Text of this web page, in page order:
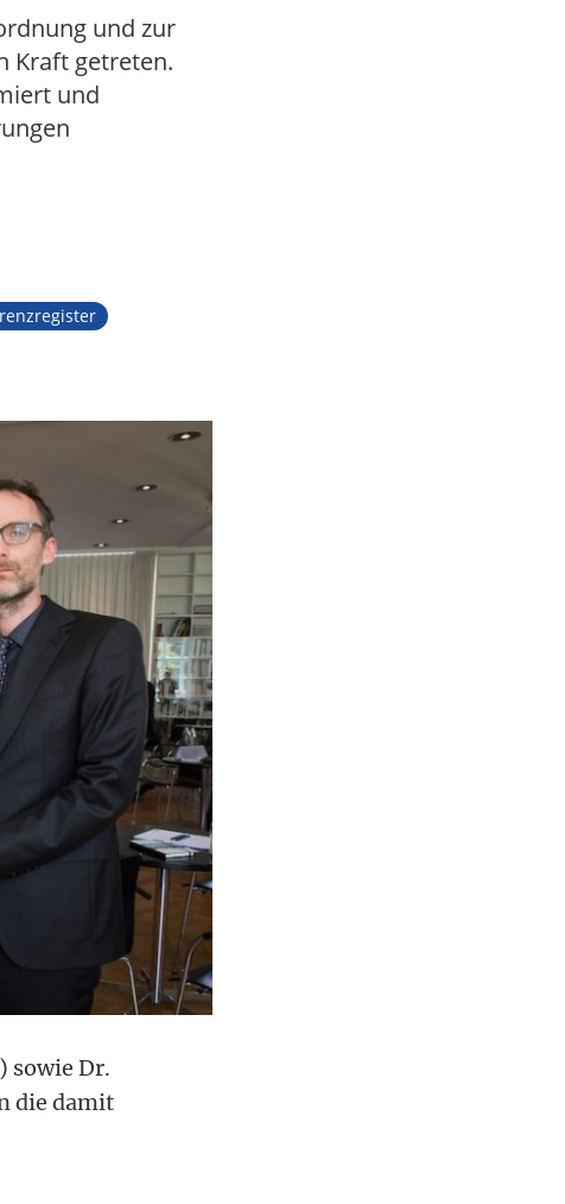
und zur
Kraft getreten.
und
sowie Dr.
die damit